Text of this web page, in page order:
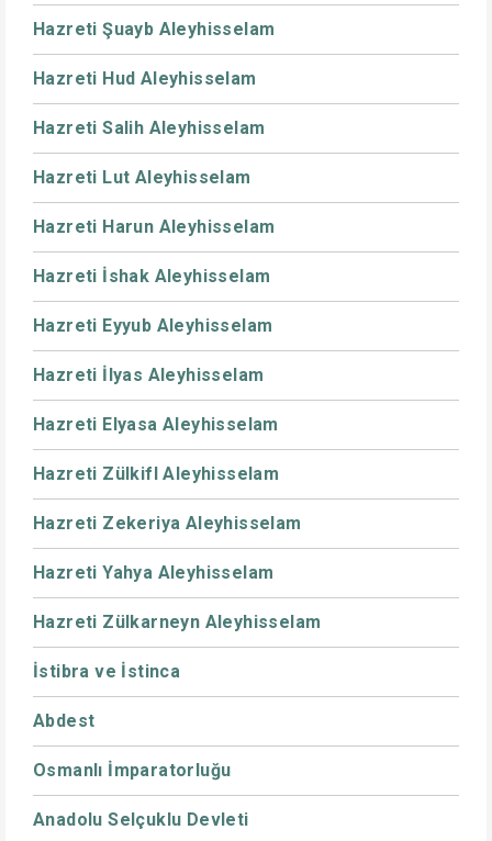
Hazreti Şuayb Aleyhisselam
Hazreti Hud Aleyhisselam
Hazreti Salih Aleyhisselam
Hazreti Lut Aleyhisselam
Hazreti Harun Aleyhisselam
Hazreti İshak Aleyhisselam
Hazreti Eyyub Aleyhisselam
Hazreti İlyas Aleyhisselam
Hazreti Elyasa Aleyhisselam
Hazreti Zülkifl Aleyhisselam
Hazreti Zekeriya Aleyhisselam
Hazreti Yahya Aleyhisselam
Hazreti Zülkarneyn Aleyhisselam
İstibra ve İstinca
Abdest
Osmanlı İmparatorluğu
Anadolu Selçuklu Devleti